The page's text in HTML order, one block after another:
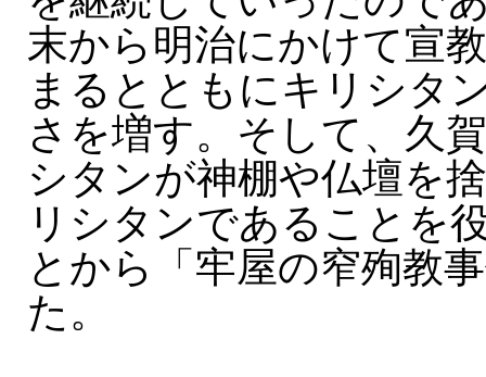
末から明治にかけて宣
まるとともにキリシタ
さを増す。そして、久
シタンが神棚や仏壇を
リシタンであることを
とから「牢屋の窄殉教
た。